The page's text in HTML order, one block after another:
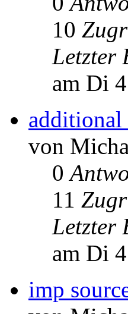
10
Letzter
am Di
additional
von
0
11
Letzter
am Di
imp